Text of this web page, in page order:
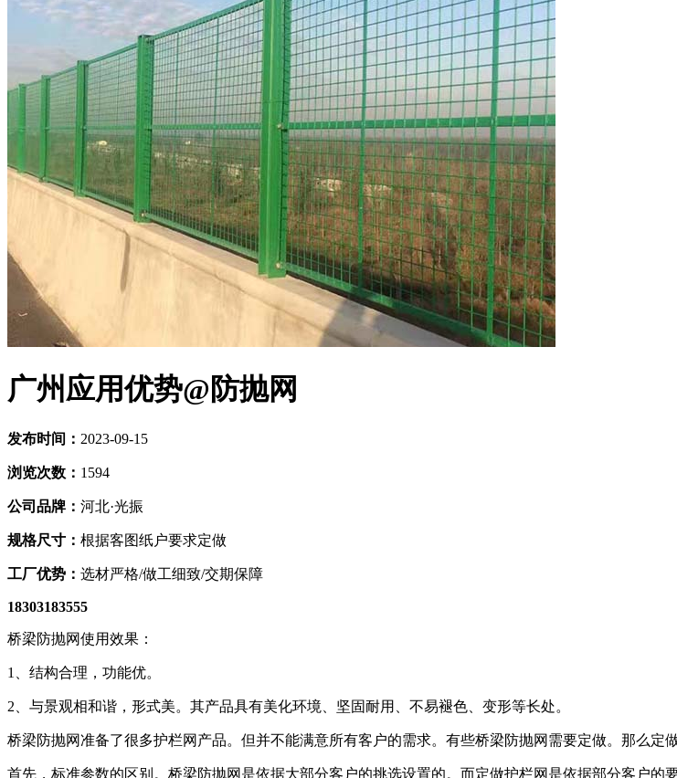
广州应用优势@防抛网
发布时间： 2023-09-15
浏览次数： 1594
公司品牌： 河北·光振
规格尺寸： 根据客图纸户要求定做
工厂优势： 选材严格/做工细致/交期保障
18303183555
桥梁防抛网使用效果：
1、结构合理，功能优。
2、与景观相和谐，形式美。其产品具有美化环境、坚固耐用、不易褪色、变形等长处。
桥梁防抛网准备了很多护栏网产品。但并不能满意所有客户的需求。有些桥梁防抛网需要定做。那么定
首先，标准参数的区别。桥梁防抛网是依据大部分客户的挑选设置的。而定做护栏网是依据部分客户